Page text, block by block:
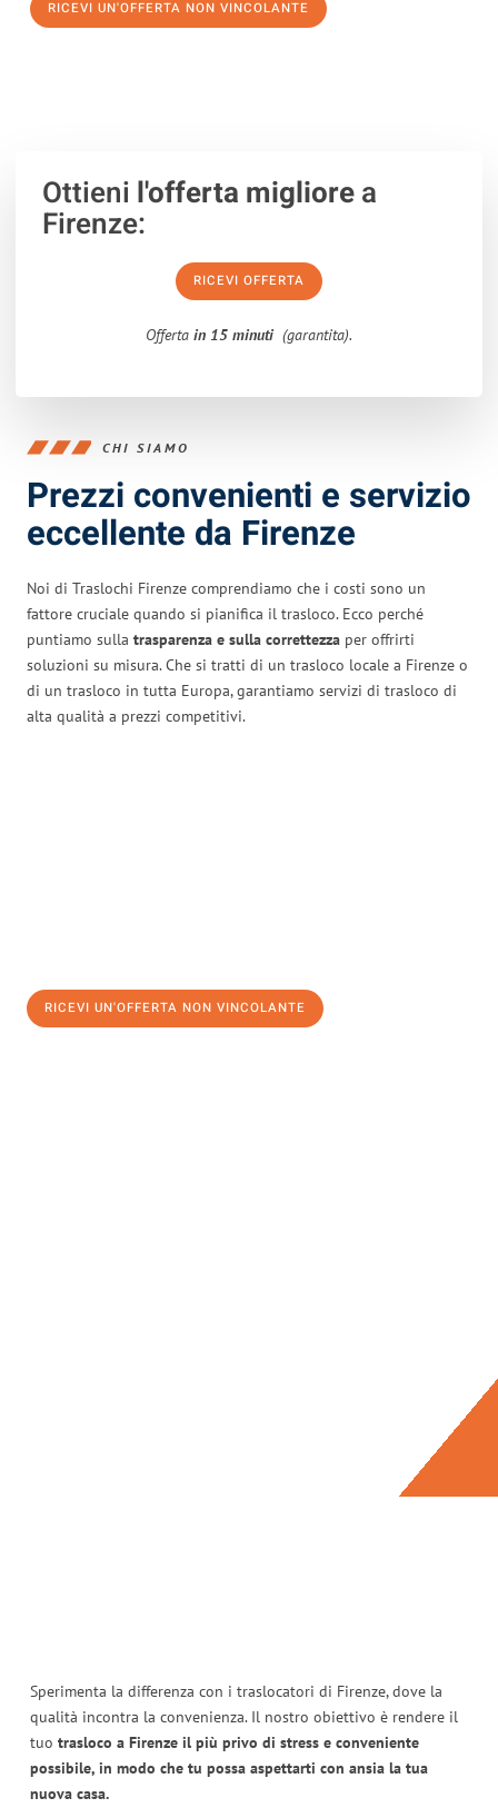
RICEVI UN'OFFERTA NON VINCOLANTE
Ottieni l'offerta migliorea
Firenze:
RICEVI OFFERTA
Offerta in 15 minuti (garantita).
CHI SIAMO
Prezzi convenienti e servizio
eccellente da Firenze
Noi di Traslochi Firenze comprendiamo che i costi sono un
fattore cruciale quando si pianifica il trasloco. Ecco perché
puntiamo sulla trasparenza e sulla correttezza per offrirti
soluzioni su misura. Che si tratti di un trasloco locale a Firenze o
di un trasloco in tutta Europa, garantiamo servizi di trasloco di
alta qualità a prezzi competitivi.
RICEVI UN'OFFERTA NON VINCOLANTE
Sperimenta la differenza con i traslocatori di Firenze, dove la
qualità incontra la convenienza. Il nostro obiettivo è rendere il
tuo trasloco a Firenze il più privo di stress e conveniente
possibile, in modo che tu possa aspettarti con ansia la tua
nuova casa.